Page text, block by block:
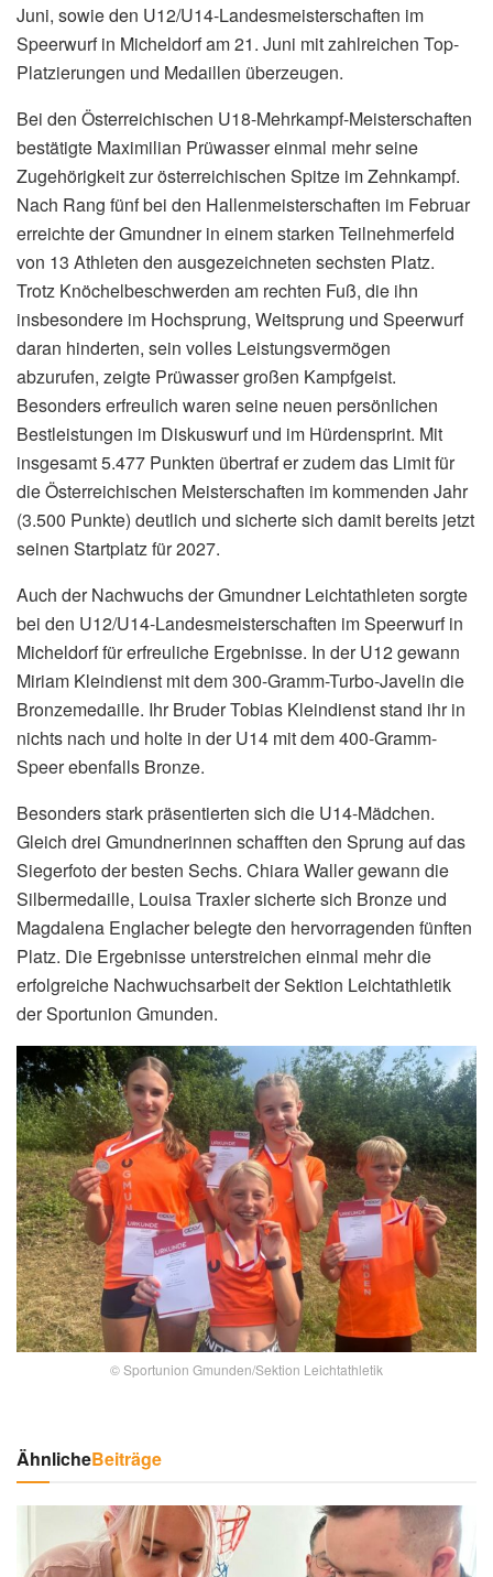
Juni, sowie den U12/U14-Landesmeisterschaften im
Speerwurf in Micheldorf am 21. Juni mit zahlreichen Top-
Platzierungen und Medaillen überzeugen.
Bei den Österreichischen U18-Mehrkampf-Meisterschaften
bestätigte Maximilian Prüwasser einmal mehr seine
Zugehörigkeit zur österreichischen Spitze im Zehnkampf.
Nach Rang fünf bei den Hallenmeisterschaften im Februar
erreichte der Gmundner in einem starken Teilnehmerfeld
von 13 Athleten den ausgezeichneten sechsten Platz.
Trotz Knöchelbeschwerden am rechten Fuß, die ihn
insbesondere im Hochsprung, Weitsprung und Speerwurf
daran hinderten, sein volles Leistungsvermögen
abzurufen, zeigte Prüwasser großen Kampfgeist.
Besonders erfreulich waren seine neuen persönlichen
Bestleistungen im Diskuswurf und im Hürdensprint. Mit
insgesamt 5.477 Punkten übertraf er zudem das Limit für
die Österreichischen Meisterschaften im kommenden Jahr
(3.500 Punkte) deutlich und sicherte sich damit bereits jetzt
seinen Startplatz für 2027.
Auch der Nachwuchs der Gmundner Leichtathleten sorgte
bei den U12/U14-Landesmeisterschaften im Speerwurf in
Micheldorf für erfreuliche Ergebnisse. In der U12 gewann
Miriam Kleindienst mit dem 300-Gramm-Turbo-Javelin die
Bronzemedaille. Ihr Bruder Tobias Kleindienst stand ihr in
nichts nach und holte in der U14 mit dem 400-Gramm-
Speer ebenfalls Bronze.
Besonders stark präsentierten sich die U14-Mädchen.
Gleich drei Gmundnerinnen schafften den Sprung auf das
Siegerfoto der besten Sechs. Chiara Waller gewann die
Silbermedaille, Louisa Traxler sicherte sich Bronze und
Magdalena Englacher belegte den hervorragenden fünften
Platz. Die Ergebnisse unterstreichen einmal mehr die
erfolgreiche Nachwuchsarbeit der Sektion Leichtathletik
der Sportunion Gmunden.
© Sportunion Gmunden/Sektion Leichtathletik
ÄhnlicheBeiträge